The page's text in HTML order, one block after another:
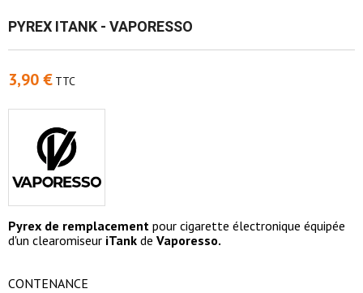
PYREX ITANK - VAPORESSO
3,90 € TTC
Pyrex de remplacement pour cigarette électronique équipée
d'un clearomiseur iTank de Vaporesso.
CONTENANCE